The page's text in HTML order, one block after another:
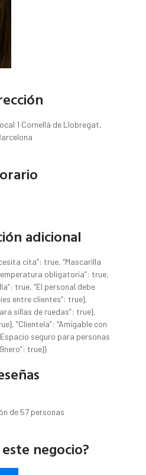
1 Cornellà de Llobregat,
adicional
cita”: true, “Mascarilla
obligatoria”: true,
true, “El personal debe
entre clientes”: true},
sillas de ruedas”: true},
“Clientela”: “Amigable con
seguro para personas
true}}
de 57 personas
negocio?